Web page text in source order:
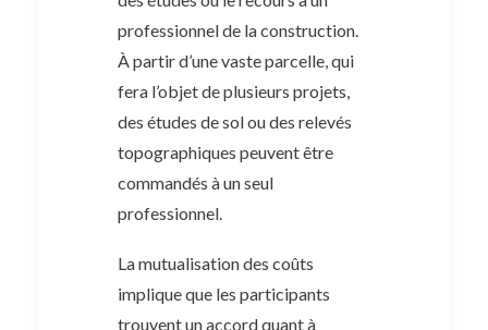
professionnel de la construction.
À partir d’une vaste parcelle, qui
fera l’objet de plusieurs projets,
des études de sol ou des relevés
topographiques peuvent être
commandés à un seul
professionnel.
La mutualisation des coûts
implique que les participants
trouvent un accord quant à